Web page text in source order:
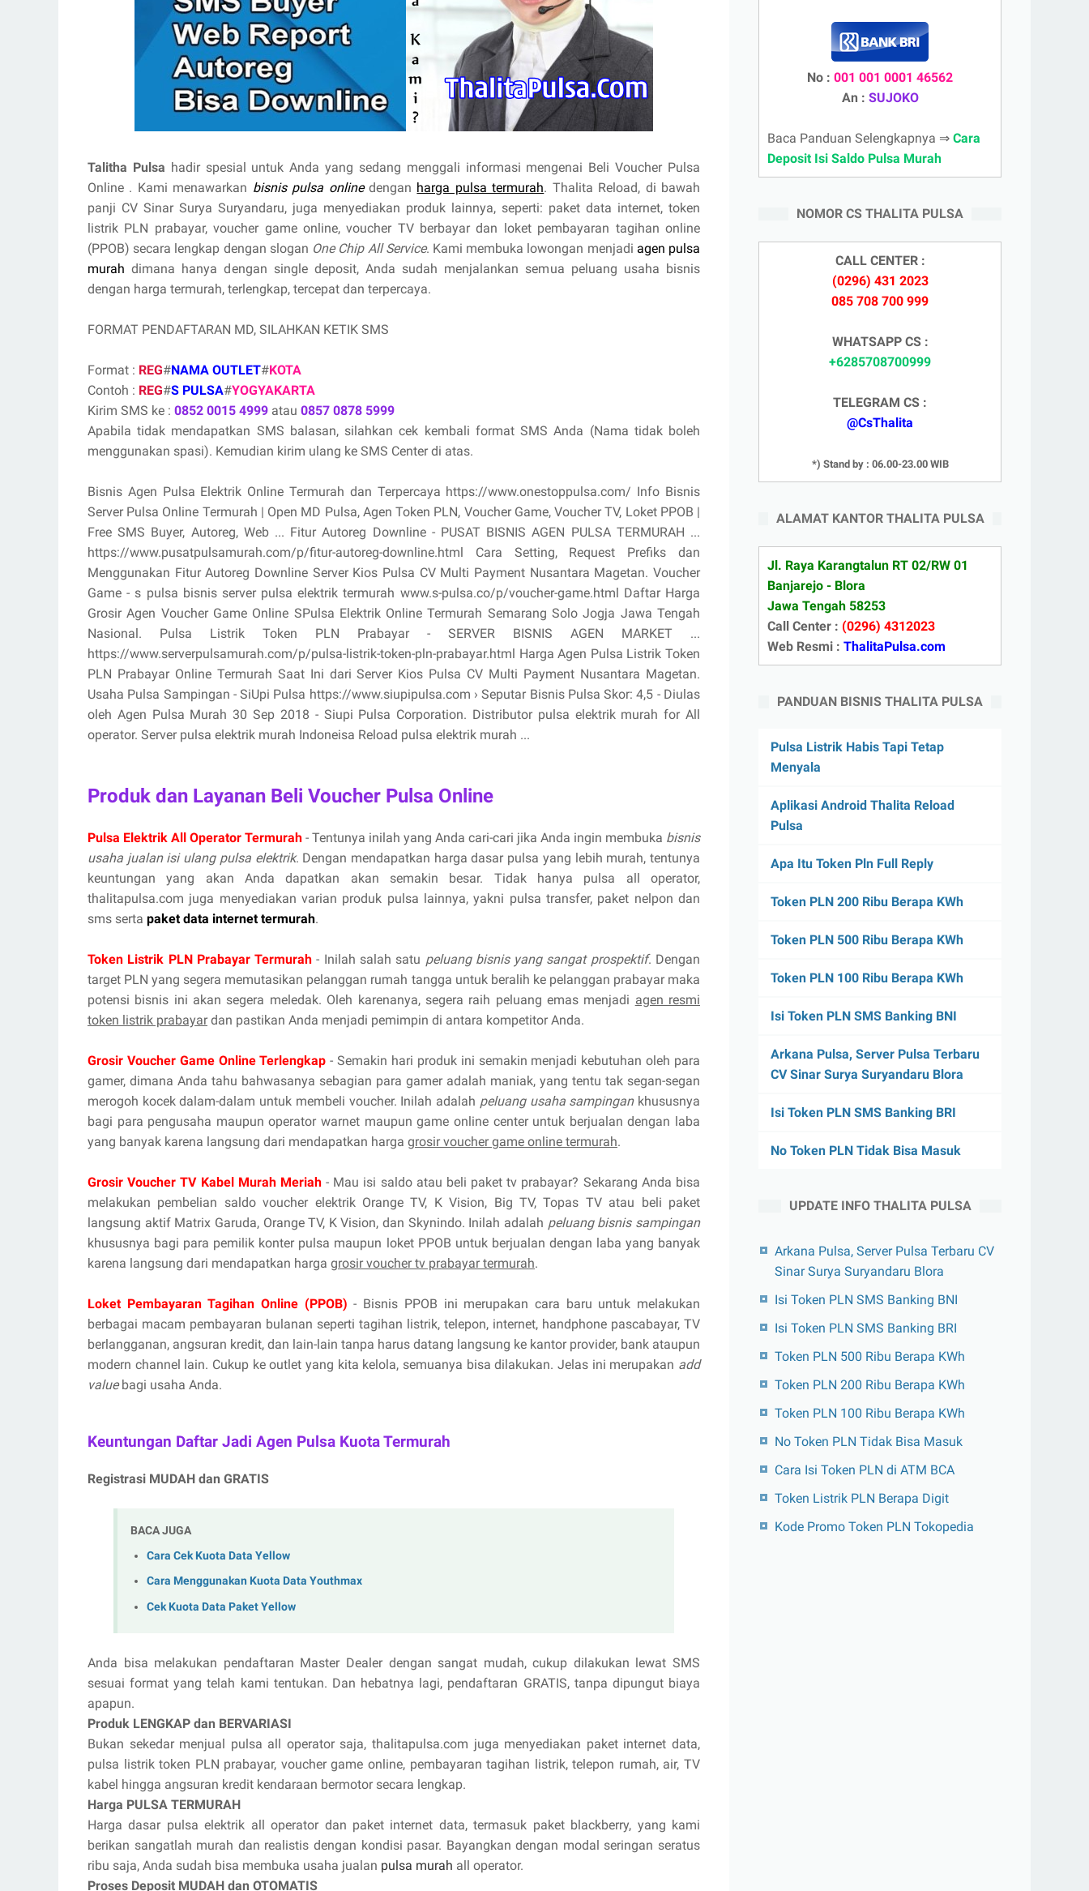
Talitha Pulsa hadir spesial untuk Anda yang sedang menggali informasi mengenai Beli Voucher Pulsa
Online . Kami menawarkan bisnis pulsa onlinedengan harga pulsa termurah. Thalita Reload, di bawah
panji CV Sinar Surya Suryandaru, juga menyediakan produk lainnya, seperti: paket data internet, token
listrik PLN prabayar, voucher game online, voucher TV berbayar dan loket pembayaran tagihan online
(PPOB) secara lengkap dengan slogan One Chip All Service. Kami membuka lowongan menjadi agen pulsa
murah dimana hanya dengan single deposit, Anda sudah menjalankan semua peluang usaha bisnis
dengan harga termurah, terlengkap, tercepat dan terpercaya.
FORMAT PENDAFTARAN MD, SILAHKAN KETIK SMS
Format : REG#NAMA OUTLET#KOTA
Contoh : REG#S PULSA#YOGYAKARTA
Kirim SMS ke : 0852 0015 4999 atau 0857 0878 5999
Apabila tidak mendapatkan SMS balasan, silahkan cek kembali format SMS Anda (Nama tidak boleh
menggunakan spasi). Kemudian kirim ulang ke SMS Center di atas.
Bisnis Agen Pulsa Elektrik Online Termurah dan Terpercaya https://www.onestoppulsa.com/ Info Bisnis
Server Pulsa Online Termurah | Open MD Pulsa, Agen Token PLN, Voucher Game, Voucher TV, Loket PPOB |
Free SMS Buyer, Autoreg, Web ... Fitur Autoreg Downline - PUSAT BISNIS AGEN PULSA TERMURAH ...
https://www.pusatpulsamurah.com/p/fitur-autoreg-downline.html Cara Setting, Request Prefiks dan
Menggunakan Fitur Autoreg Downline Server Kios Pulsa CV Multi Payment Nusantara Magetan. Voucher
Game - s pulsa bisnis server pulsa elektrik termurah www.s-pulsa.co/p/voucher-game.html Daftar Harga
Grosir Agen Voucher Game Online SPulsa Elektrik Online Termurah Semarang Solo Jogja Jawa Tengah
Nasional. Pulsa Listrik Token PLN Prabayar - SERVER BISNIS AGEN MARKET ...
https://www.serverpulsamurah.com/p/pulsa-listrik-token-pln-prabayar.html Harga Agen Pulsa Listrik Token
PLN Prabayar Online Termurah Saat Ini dari Server Kios Pulsa CV Multi Payment Nusantara Magetan.
Usaha Pulsa Sampingan - SiUpi Pulsa https://www.siupipulsa.com › Seputar Bisnis Pulsa Skor: 4,5 - ‎Diulas
oleh Agen Pulsa Murah 30 Sep 2018 - Siupi Pulsa Corporation. Distributor pulsa elektrik murah for All
operator. Server pulsa elektrik murah Indoneisa Reload pulsa elektrik murah ...
Produk dan Layanan Beli Voucher Pulsa Online
Pulsa Elektrik All Operator Termurah - Tentunya inilah yang Anda cari-cari jika Anda ingin membuka bisnis
usaha jualan isi ulang pulsa elektrik. Dengan mendapatkan harga dasar pulsa yang lebih murah, tentunya
keuntungan yang akan Anda dapatkan akan semakin besar. Tidak hanya pulsa all operator,
thalitapulsa.com juga menyediakan varian produk pulsa lainnya, yakni pulsa transfer, paket nelpon dan
sms serta paket data internet termurah.
Token Listrik PLN Prabayar Termurah - Inilah salah satu peluang bisnis yang sangat prospektif. Dengan
target PLN yang segera memutasikan pelanggan rumah tangga untuk beralih ke pelanggan prabayar maka
potensi bisnis ini akan segera meledak. Oleh karenanya, segera raih peluang emas menjadi agen resmi
token listrik prabayardan pastikan Anda menjadi pemimpin di antara kompetitor Anda.
Grosir Voucher Game Online Terlengkap - Semakin hari produk ini semakin menjadi kebutuhan oleh para
gamer, dimana Anda tahu bahwasanya sebagian para gamer adalah maniak, yang tentu tak segan-segan
merogoh kocek dalam-dalam untuk membeli voucher. Inilah adalah peluang usaha sampingankhususnya
bagi para pengusaha maupun operator warnet maupun game online center untuk berjualan dengan laba
yang banyak karena langsung dari mendapatkan harga grosir voucher game online termurah.
Grosir Voucher TV Kabel Murah Meriah- Mau isi saldo atau beli paket tv prabayar? Sekarang Anda bisa
melakukan pembelian saldo voucher elektrik Orange TV, K Vision, Big TV, Topas TV atau beli paket
langsung aktif Matrix Garuda, Orange TV, K Vision, dan Skynindo. Inilah adalah peluang bisnis sampingan
khususnya bagi para pemilik konter pulsa maupun loket PPOB untuk berjualan dengan laba yang banyak
karena langsung dari mendapatkan harga grosir voucher tv prabayar termurah.
Loket Pembayaran Tagihan Online (PPOB) - Bisnis PPOB ini merupakan cara baru untuk melakukan
berbagai macam pembayaran bulanan seperti tagihan listrik, telepon, internet, handphone pascabayar, TV
berlangganan, angsuran kredit, dan lain-lain tanpa harus datang langsung ke kantor provider, bank ataupun
modern channel lain. Cukup ke outlet yang kita kelola, semuanya bisa dilakukan. Jelas ini merupakan add
valuebagi usaha Anda.
Keuntungan Daftar Jadi Agen Pulsa Kuota Termurah
Registrasi MUDAH dan GRATIS
BACA JUGA
Cara Cek Kuota Data Yellow
Cara Menggunakan Kuota Data Youthmax
Cek Kuota Data Paket Yellow
Anda bisa melakukan pendaftaran Master Dealer dengan sangat mudah, cukup dilakukan lewat SMS
sesuai format yang telah kami tentukan. Dan hebatnya lagi, pendaftaran GRATIS, tanpa dipungut biaya
apapun.
Produk LENGKAP dan BERVARIASI
Bukan sekedar menjual pulsa all operator saja, thalitapulsa.com juga menyediakan paket internet data,
pulsa listrik token PLN prabayar, voucher game online, pembayaran tagihan listrik, telepon rumah, air, TV
kabel hingga angsuran kredit kendaraan bermotor secara lengkap.
Harga PULSA TERMURAH
Harga dasar pulsa elektrik all operator dan paket internet data, termasuk paket blackberry, yang kami
berikan sangatlah murah dan realistis dengan kondisi pasar. Bayangkan dengan modal seringan seratus
ribu saja, Anda sudah bisa membuka usaha jualan pulsa murah all operator.
Proses Deposit MUDAH dan OTOMATIS
No : 001 001 0001 46562
An : SUJOKO
Baca Panduan Selengkapnya ⇒ Cara
Deposit Isi Saldo Pulsa Murah
NOMOR CS THALITA PULSA
CALL CENTER :
(0296) 431 2023
085 708 700 999
WHATSAPP CS :
+6285708700999
TELEGRAM CS :
@CsThalita
*) Stand by : 06.00-23.00 WIB
ALAMAT KANTOR THALITA PULSA
Jl. Raya Karangtalun RT 02/RW 01
Banjarejo - Blora
Jawa Tengah 58253
Call Center : (0296) 4312023
Web Resmi : ThalitaPulsa.com
PANDUAN BISNIS THALITA PULSA
Pulsa Listrik Habis Tapi Tetap
Menyala
Aplikasi Android Thalita Reload
Pulsa
Apa Itu Token Pln Full Reply
Token PLN 200 Ribu Berapa KWh
Token PLN 500 Ribu Berapa KWh
Token PLN 100 Ribu Berapa KWh
Isi Token PLN SMS Banking BNI
Arkana Pulsa, Server Pulsa Terbaru
CV Sinar Surya Suryandaru Blora
Isi Token PLN SMS Banking BRI
No Token PLN Tidak Bisa Masuk
UPDATE INFO THALITA PULSA
Arkana Pulsa, Server Pulsa Terbaru CV
Sinar Surya Suryandaru Blora
Isi Token PLN SMS Banking BNI
Isi Token PLN SMS Banking BRI
Token PLN 500 Ribu Berapa KWh
Token PLN 200 Ribu Berapa KWh
Token PLN 100 Ribu Berapa KWh
No Token PLN Tidak Bisa Masuk
Cara Isi Token PLN di ATM BCA
Token Listrik PLN Berapa Digit
Kode Promo Token PLN Tokopedia